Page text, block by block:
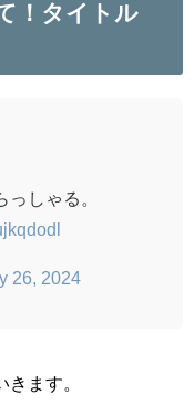
！タイトル
しゃる。
26, 2024
ます。